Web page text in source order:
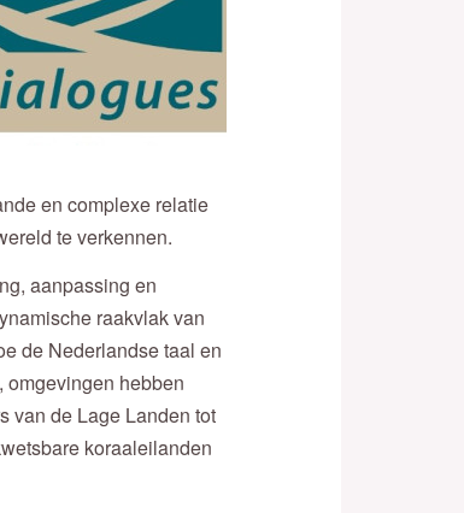
en complexe relatie
te verkennen.
aanpassing en
raakvlak van
de Nederlandse taal en
omgevingen hebben
van de Lage Landen tot
koraaleilanden